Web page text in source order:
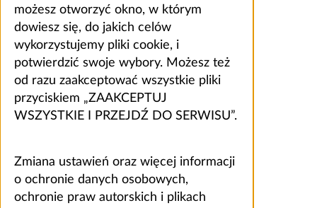
możesz otworzyć okno, w którym
dowiesz się, do jakich celów
wykorzystujemy pliki cookie, i
potwierdzić swoje wybory. Możesz też
od razu zaakceptować wszystkie pliki
przyciskiem „ZAAKCEPTUJ
WSZYSTKIE I PRZEJDŹ DO SERWISU”.
Zmiana ustawień oraz więcej informacji
o ochronie danych osobowych,
ochronie praw autorskich i plikach